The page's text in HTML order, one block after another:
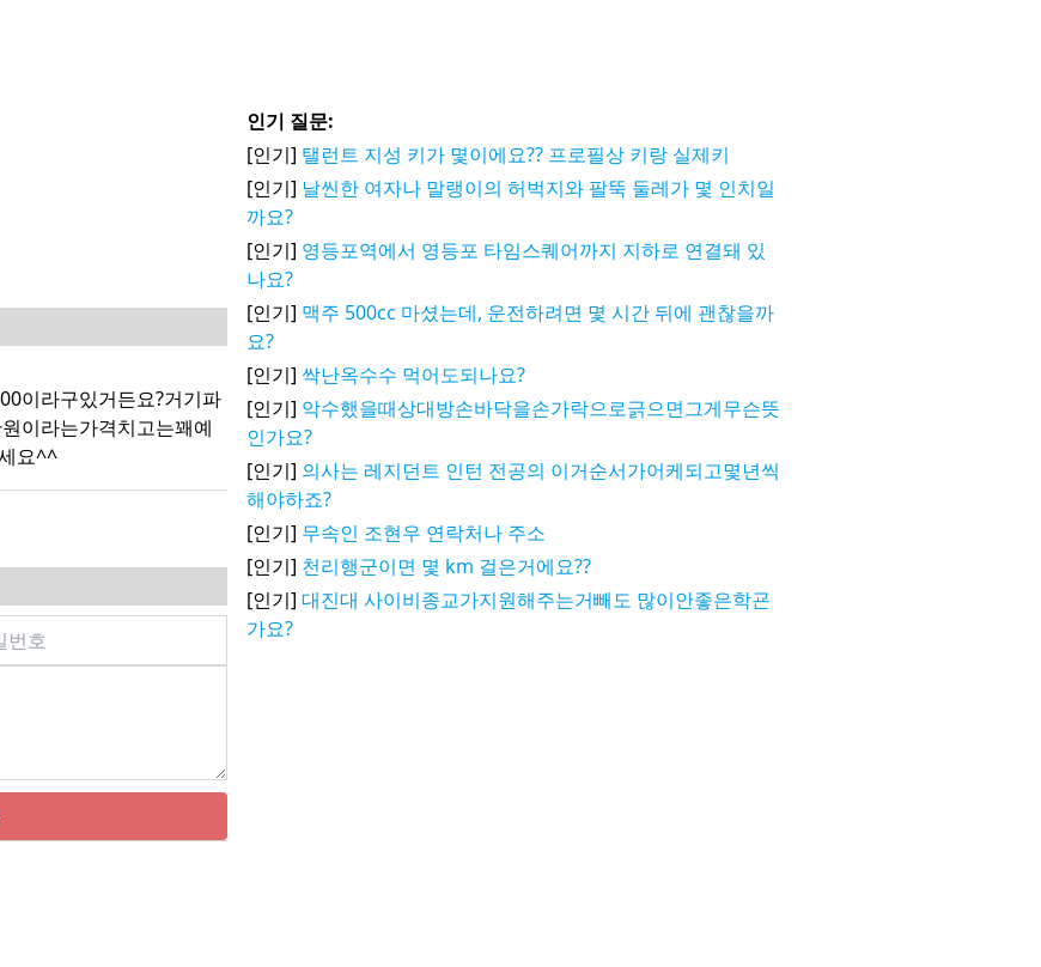
이라구있거든요?거기파
이라는가격치고는꽤예
요^^
인기 질문:
[인기] 탤런트 지성 키가 몇이에요?? 프로필상 키랑 실제키
[인기] 날씬한 여자나 말랭이의 허벅지와 팔뚝 둘레가 몇 인치일
까요?
[인기] 영등포역에서 영등포 타임스퀘어까지 지하로 연결돼 있
나요?
[인기] 맥주 500cc 마셨는데, 운전하려면 몇 시간 뒤에 괜찮을까
요?
[인기] 싹난옥수수 먹어도되나요?
[인기] 악수했을때상대방손바닥을손가락으로긁으면그게무슨뜻
인가요?
[인기] 의사는 레지던트 인턴 전공의 이거순서가어케되고몇년씩
해야하죠?
[인기] 무속인 조현우 연락처나 주소
[인기] 천리행군이면 몇 km 걸은거에요??
[인기] 대진대 사이비종교가지원해주는거빼도 많이안좋은학굔
가요?